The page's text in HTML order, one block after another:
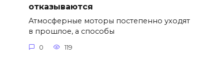
отказываются
Атмосферные моторы постепенно уходят
в прошлое, а способы
0 119